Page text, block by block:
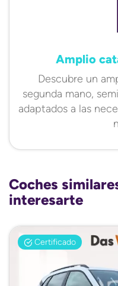
Amplio
Descubre un
segunda mano,
adaptados a las
Coches
interesarte
Certificado